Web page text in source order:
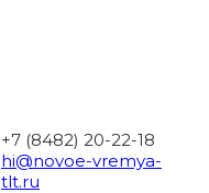
+7 (8482) 20-22-18
hi@novoe-vremya-
tlt.ru